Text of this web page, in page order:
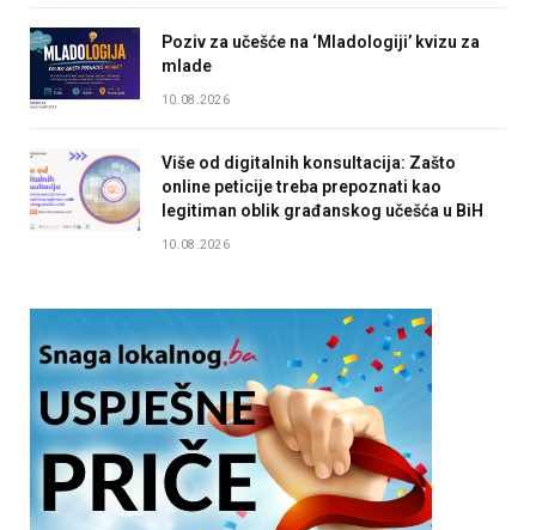
Poziv za učešće na ‘Mladologiji’ kvizu za
mlade
10.08.2026
Više od digitalnih konsultacija: Zašto
online peticije treba prepoznati kao
legitiman oblik građanskog učešća u BiH
10.08.2026